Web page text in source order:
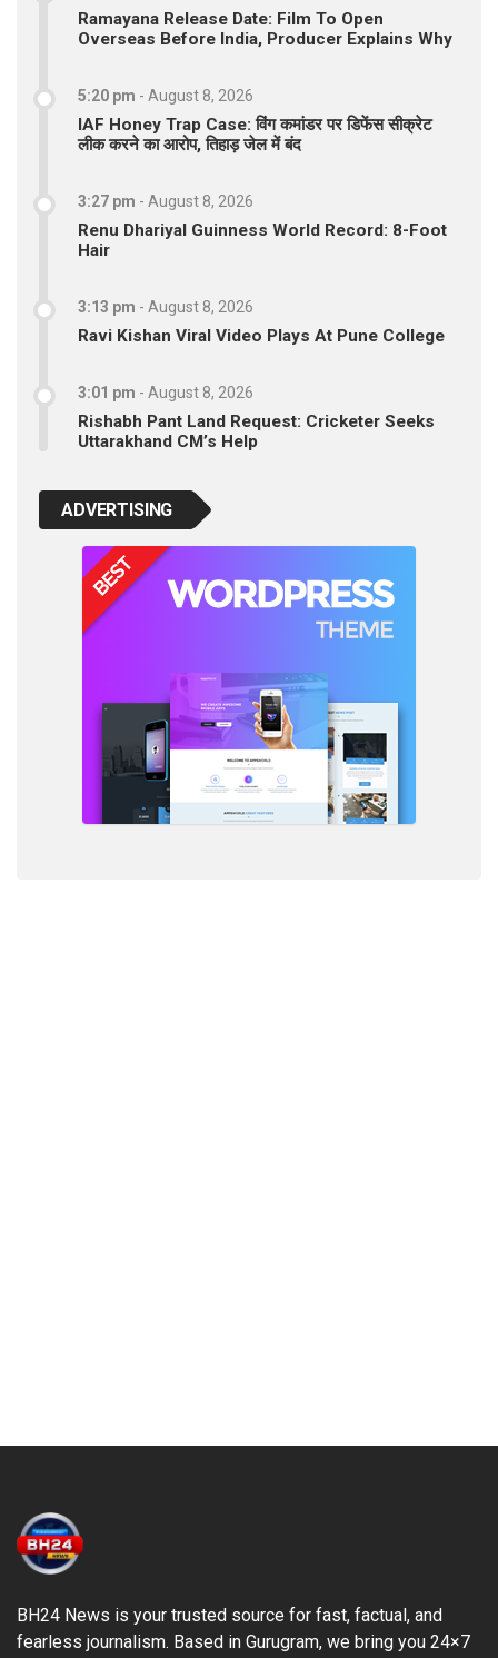
Ramayana Release Date: Film To Open
Overseas Before India, Producer Explains Why
5:20 pm - August 8, 2026
IAF Honey Trap Case: विंग कमांडर पर डिफेंस सीक्रेट
लीक करने का आरोप, तिहाड़ जेल में बंद
3:27 pm - August 8, 2026
Renu Dhariyal Guinness World Record: 8-Foot
Hair
3:13 pm - August 8, 2026
Ravi Kishan Viral Video Plays At Pune College
3:01 pm - August 8, 2026
Rishabh Pant Land Request: Cricketer Seeks
Uttarakhand CM’s Help
ADVERTISING
BH24 News is your trusted source for fast, factual, and
fearless journalism. Based in Gurugram, we bring you 24×7